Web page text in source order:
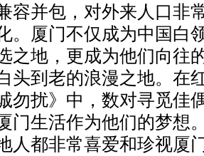
容并包，对外来人口非
。厦门不仅成为中国白
之地，更成为他们向往
头到老的浪漫之地。在
勿扰》中，数对寻觅佳
门生活作为他们的梦想
人都非常喜爱和珍视厦